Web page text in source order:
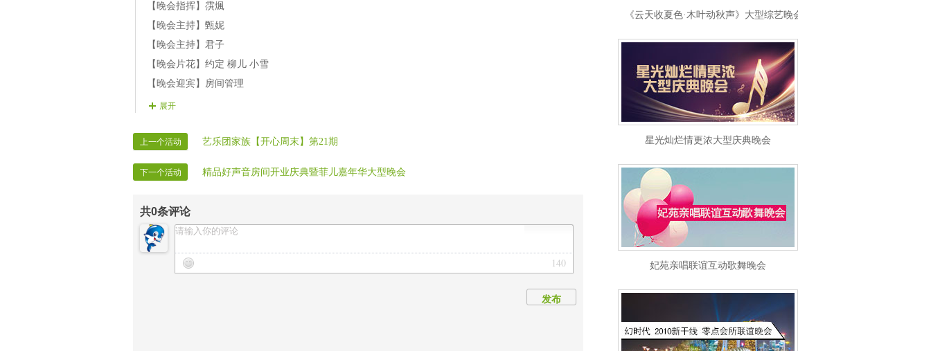
【晚会指挥】霟煈
【晚会主持】甄妮
【晚会主持】君子
【晚会片花】约定 柳儿 小雪
【晚会迎宾】房间管理
展开
上一个活动 艺乐团家族【开心周末】第21期
下一个活动 精品好声音房间开业庆典暨菲儿嘉年华大型晚会
共0条评论
140
发布
《云天收夏色·木叶动秋声》大型综艺晚会
星光灿烂情更浓大型庆典晚会
妃苑亲唱联谊互动歌舞晚会